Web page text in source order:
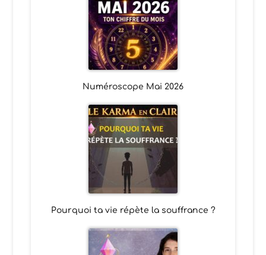
Numéroscope Mai 2026
Pourquoi ta vie répète la souffrance ?